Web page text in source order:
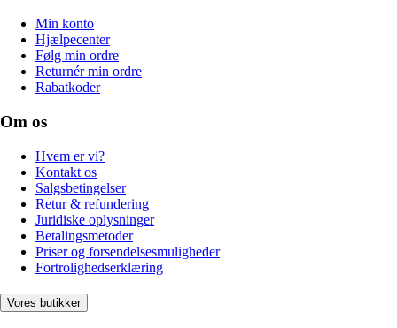
Min konto
Hjælpecenter
Følg min ordre
Returnér min ordre
Rabatkoder
Om os
Hvem er vi?
Kontakt os
Salgsbetingelser
Retur & refundering
Juridiske oplysninger
Betalingsmetoder
Priser og forsendelsesmuligheder
Fortrolighedserklæring
Vores butikker